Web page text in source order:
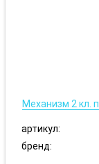
Механизм 2 кл.
артикул:
бренд: